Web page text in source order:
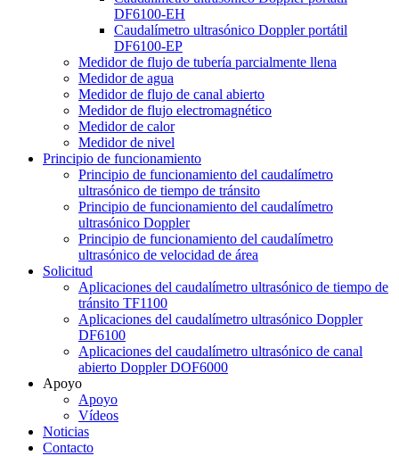
DF6100-EH
Caudalímetro ultrasónico Doppler portátil
DF6100-EP
Medidor de flujo de tubería parcialmente llena
Medidor de agua
Medidor de flujo de canal abierto
Medidor de flujo electromagnético
Medidor de calor
Medidor de nivel
Principio de funcionamiento
Principio de funcionamiento del caudalímetro
ultrasónico de tiempo de tránsito
Principio de funcionamiento del caudalímetro
ultrasónico Doppler
Principio de funcionamiento del caudalímetro
ultrasónico de velocidad de área
Solicitud
Aplicaciones del caudalímetro ultrasónico de tiempo de
tránsito TF1100
Aplicaciones del caudalímetro ultrasónico Doppler
DF6100
Aplicaciones del caudalímetro ultrasónico de canal
abierto Doppler DOF6000
Apoyo
Apoyo
Vídeos
Noticias
Contacto